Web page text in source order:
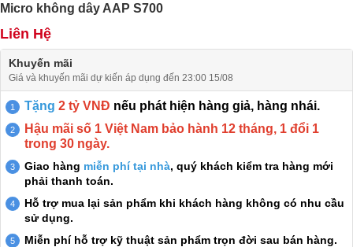
Micro không dây AAP S700
Liên Hệ
Khuyến mãi
Giá và khuyến mãi dự kiến áp dụng đến 23:00 15/08
Tặng 2 tỷ VNĐ nếu phát hiện hàng giả, hàng nhái.
Hậu mãi số 1 Việt Nam bảo hành 12 tháng, 1 đổi 1
trong 30 ngày.
Giao hàng miễn phí tại nhà, quý khách kiểm tra hàng mới
phải thanh toán.
Hỗ trợ mua lại sản phẩm khi khách hàng không có nhu cầu
sử dụng.
Miễn phí hỗ trợ kỹ thuật sản phẩm trọn đời sau bán hàng.